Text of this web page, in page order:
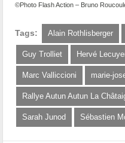
©Photo Flash Action – Bruno
Tags: Alain Rothlisberger
Guy Trolliet Hervé
Marc Valliccioni marie-
Rallye Autun Autun La
Sarah Junod Sébastien